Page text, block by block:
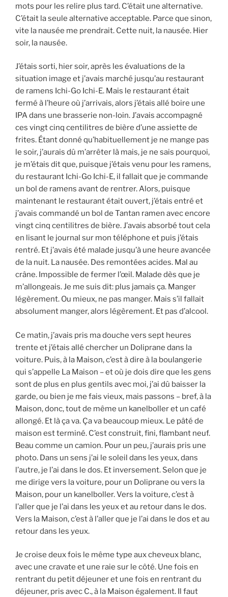
mots pour les relire plus tard. C’était une alternative.
C’était la seule alternative acceptable. Parce que sinon,
vite la nausée me prendrait. Cette nuit, la nausée. Hier
soir, la nausée.
J’étais sorti, hier soir, après les évaluations de la
situation image et j’avais marché jusqu’au restaurant
de ramens Ichi-Go Ichi-E. Mais le restaurant était
fermé à l’heure où j’arrivais, alors j’étais allé boire une
IPA dans une brasserie non-loin. J’avais accompagné
ces vingt cinq centilitres de bière d’une assiette de
frites. Étant donné qu’habituellement je ne mange pas
le soir, j’aurais dû m’arrêter là mais, je ne sais pourquoi,
je m’étais dit que, puisque j’étais venu pour les ramens,
du restaurant Ichi-Go Ichi-E, il fallait que je commande
un bol de ramens avant de rentrer. Alors, puisque
maintenant le restaurant était ouvert, j’étais entré et
j’avais commandé un bol de Tantan ramen avec encore
vingt cinq centilitres de bière. J’avais absorbé tout cela
en lisant le journal sur mon téléphone et puis j’étais
rentré. Et j’avais été malade jusqu’à une heure avancée
de la nuit. La nausée. Des remontées acides. Mal au
crâne. Impossible de fermer l’œil. Malade dès que je
m’allongeais. Je me suis dit: plus jamais ça. Manger
légèrement. Ou mieux, ne pas manger. Mais s’il fallait
absolument manger, alors légèrement. Et pas d’alcool.
Ce matin, j’avais pris ma douche vers sept heures
trente et j’étais allé chercher un Doliprane dans la
voiture. Puis, à la Maison, c’est à dire à la boulangerie
qui s’appelle La Maison – et où je dois dire que les gens
sont de plus en plus gentils avec moi, j’ai dû baisser la
garde, ou bien je me fais vieux, mais passons – bref, à la
Maison, donc, tout de même un kanelboller et un café
allongé. Et là ça va. Ça va beaucoup mieux. Le pâté de
maison est terminé. C’est construit, fini, flambant neuf.
Beau comme un camion. Pour un peu, j’aurais pris une
photo. Dans un sens j’ai le soleil dans les yeux, dans
l’autre, je l’ai dans le dos. Et inversement. Selon que je
me dirige vers la voiture, pour un Doliprane ou vers la
Maison, pour un kanelboller. Vers la voiture, c’est à
l’aller que je l’ai dans les yeux et au retour dans le dos.
Vers la Maison, c’est à l’aller que je l’ai dans le dos et au
retour dans les yeux.
Je croise deux fois le même type aux cheveux blanc,
avec une cravate et une raie sur le côté. Une fois en
rentrant du petit déjeuner et une fois en rentrant du
déjeuner, pris avec C., à la Maison également. Il faut